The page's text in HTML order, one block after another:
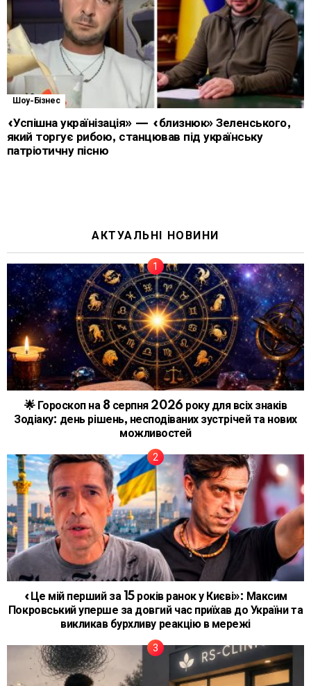
Шоу-Бізнес
«Успішна українізація» — «близнюк» Зеленського,
який торгує рибою, станцював під українську
патріотичну пісню
АКТУАЛЬНІ НОВИНИ
🌟 Гороскоп на 8 серпня 2026 року для всіх знаків
Зодіаку: день рішень, несподіваних зустрічей та нових
можливостей
«Це мій перший за 15 років ранок у Києві»: Максим
Покровський уперше за довгий час приїхав до України та
викликав бурхливу реакцію в мережі